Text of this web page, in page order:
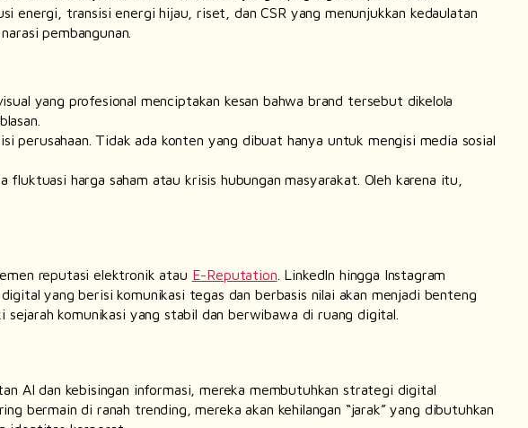
energi, transisi energi hijau, riset, dan CSR yang menunjukkan kedaulatan
pembangunan.
yang profesional menciptakan kesan bahwa brand tersebut dikelola
perusahaan. Tidak ada konten yang dibuat hanya untuk mengisi media sosial
fluktuasi harga saham atau krisis hubungan masyarakat. Oleh karena itu,
reputasi elektronik atau E-Reputation . LinkedIn hingga Instagram
yang berisi komunikasi tegas dan berbasis nilai akan menjadi benteng
komunikasi yang stabil dan berwibawa di ruang digital.
AI dan kebisingan informasi, mereka membutuhkan strategi digital
bermain di ranah trending , mereka akan kehilangan “jarak” yang dibutuhkan